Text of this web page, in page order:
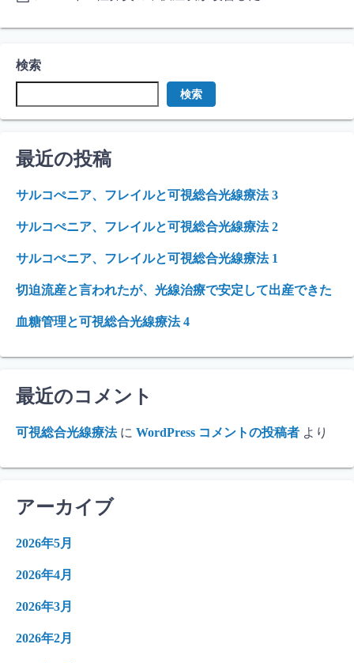
検索
検索
最近の投稿
サルコぺニア、フレイルと可視総合光線療法 3
サルコぺニア、フレイルと可視総合光線療法 2
サルコぺニア、フレイルと可視総合光線療法 1
切迫流産と言われたが、光線治療で安定して出産できた
血糖管理と可視総合光線療法 4
最近のコメント
可視総合光線療法に WordPress コメントの投稿者 より
アーカイブ
2026年5月
2026年4月
2026年3月
2026年2月